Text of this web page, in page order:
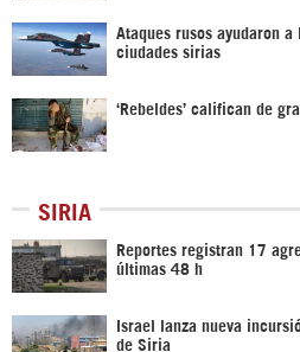
Ataques rusos ayudaron
ciudades sirias
‘Rebeldes’ califican de
SIRIA
Reportes registran 17
últimas 48 h
Israel lanza nueva
de Siria